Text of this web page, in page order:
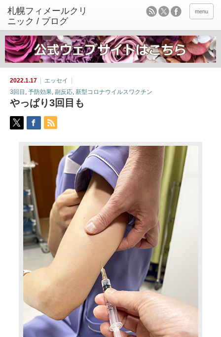
menu
2022.1.17
エッセイ
3回目 , 予防効果, 副反応, 新型コロナウイルスワクチン
やっぱり3回目も